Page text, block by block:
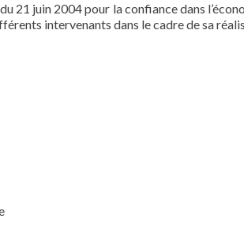
21 juin 2004 pour la confiance dans
intervenants dans le cadre de sa